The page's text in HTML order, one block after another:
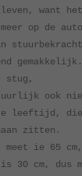
want
op de
gemakkelijk.
stug,
ook
leeftijd,
zitten.
meet ie 65
30 cm, dus